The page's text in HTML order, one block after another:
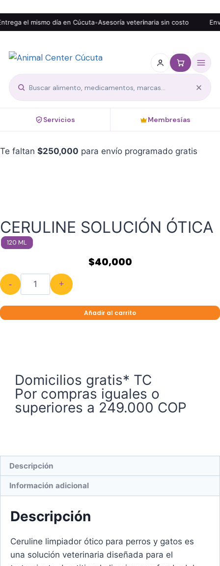
el mismo día en Cúcuta•Asesoría veterinaria sin costo
Servicios Membresías
Te faltan $250,000 para envío programado gratis
CERULINE SOLUCIÓN ÓTICA
120 ML
$40,000
- +
Añadir al carrito
Domicilios gratis* TC
Por compras iguales o
superiores a 249.000 COP
Descripción
Información adicional
Descripción
Ceruline limpiador ótico para perros y gatos es
una solución veterinaria diseñada para el